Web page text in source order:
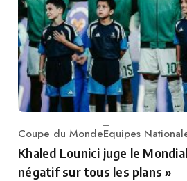
Category
Coupe du MondeEquipes
Khaled Lounici juge le
négatif sur tous les plans »